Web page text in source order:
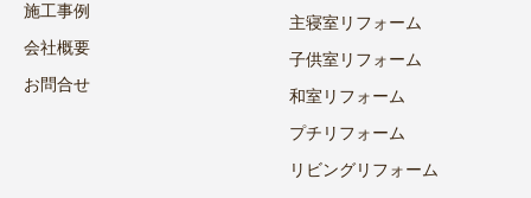
施工事例
会社概要
お問合せ
主寝室リフォーム
子供室リフォーム
和室リフォーム
プチリフォーム
リビングリフォーム